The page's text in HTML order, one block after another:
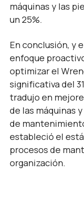
máquinas y las
un 25%.
En conclusión, y
enfoque
optimizar el
significativa del
tradujo en
de las máquinas
de
estableció el
procesos de
organización.